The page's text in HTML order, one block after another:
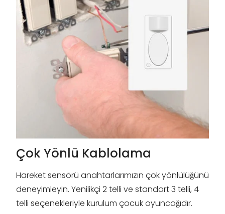
Çok Yönlü Kablolama
Hareket sensörü anahtarlarımızın çok yönlülüğünü
deneyimleyin. Yenilikçi 2 telli ve standart 3 telli, 4
telli seçenekleriyle kurulum çocuk oyuncağıdır.